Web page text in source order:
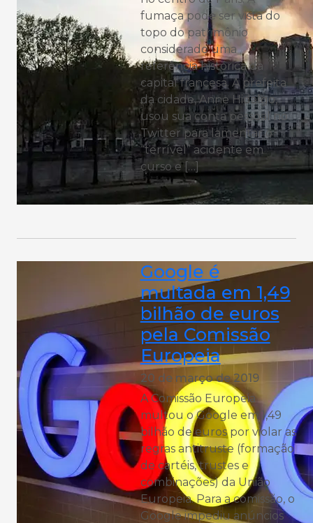
fumaça pode ser vista do
topo do patrimônio
considerado uma
referência histórica da
capital francesa. A prefeita
da cidade, Anne Hidalgo,
usou sua conta pessoal no
Twitter para lamentar o
“terrível” acidente em
curso e […]
Google é
multada em 1,49
bilhão de euros
pela Comissão
Europeia
20 de março de 2019
A Comissão Europeia
multou o Google em 1,49
bilhão de euros por violar as
regras antitruste (formação
de cartéis, trustes e
combinações) da União
Europeia. Para a comissão, o
Google impediu anúncios